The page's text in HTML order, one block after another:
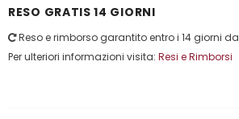
RESO GRATIS 14 GIORNI
Reso e rimborso garantito entro i 14 giorni
Per ulteriori informazioni visita: Resi e Rimborsi